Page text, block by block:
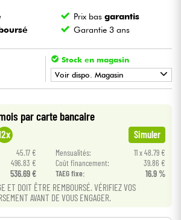
Prix basgarantis
Garantie 3 ans
Stock en magasin
Voir dispo. Magasin
•
par carte bancaire
Simuler
45.17 € Mensualités:
11 x 48.79 €
496.83 € Coût financement:
39.86 €
536.69 € TAEG fixe: 16.9 %
ET DOIT ÊTRE REMBOURSÉ. VÉRIFIEZ VOS
AVANT DE VOUS ENGAGER.